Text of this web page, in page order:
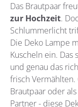
Das Brautpaar
zur Hochzeit.
Schlummerlicht
Die Deko Lampe
Kuscheln ein. Das
und genau das
frisch
Brautpaar oder
Partner - diese